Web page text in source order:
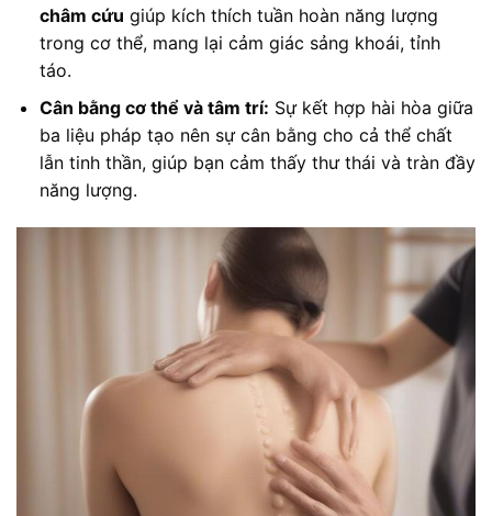
châm cứu giúp kích thích tuần hoàn năng lượng
trong cơ thể, mang lại cảm giác sảng khoái, tỉnh
táo.
Cân bằng cơ thể và tâm trí: Sự kết hợp hài hòa giữa
ba liệu pháp tạo nên sự cân bằng cho cả thể chất
lẫn tinh thần, giúp bạn cảm thấy thư thái và tràn đầy
năng lượng.